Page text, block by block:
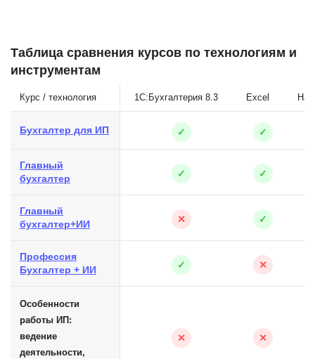
Таблица сравнения курсов по технологиям и
инструментам
Курс / технология 1С:Бухгалтерия 8.3 Excel
Бухгалтер для ИП ✓ ✓
Главный
бухгалтер
✓ ✓
Главный
бухгалтер+ИИ
✕ ✓
Профессия
Бухгалтер + ИИ
✓ ✕
Особенности
работы ИП:
ведение
деятельности,
✕ ✕